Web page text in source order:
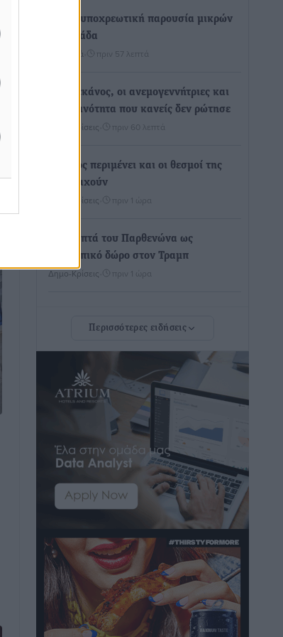
Χωρίς υποχρεωτική παρουσία μικρών
στη 12άδα
Αθλητικά πριν 57 λεπτά
Ο Πελεκάνος, οι ανεμογεννήτριες και
μια κοινότητα που κανείς δεν ρώτησε
Δημο-Κρίσεις πριν 60 λεπτά
Η Ρόδος περιμένει και οι θεσμοί της
λογομαχούν
Δημο-Κρίσεις πριν 1 ώρα
Τα Γλυπτά του Παρθενώνα ως
προσωπικό δώρο στον Τραμπ
Δημο-Κρίσεις πριν 1 ώρα
λίστα των 7 θαυμάτων της αναμονής
ΣΕΤΕ: Σημαντική θεσμική εξέλιξη η
ΚΥΑ για το ΕΧΠ για τον τουρισμό
πριν 1 ώρα
Γ. Χατζημάρκος: “Δύο μεγάλες
δεσμεύσεις Γεωργιάδη” – Κίνητρα για
τους γιατρούς των νησιών και
συνεργασία Ρόδου με το Αττικόν για το
Τοπικές Ειδήσεις• πριν 2 ώρες
Σούπερ μάρκετ: Διευρύνεται η εθνική
πρωτοβουλία για τις τιμές – Eρχονται
νέες συμμετοχές εταιρειών
Ειδήσεις• πριν 2 ώρες
Περισσότερες ειδήσεις